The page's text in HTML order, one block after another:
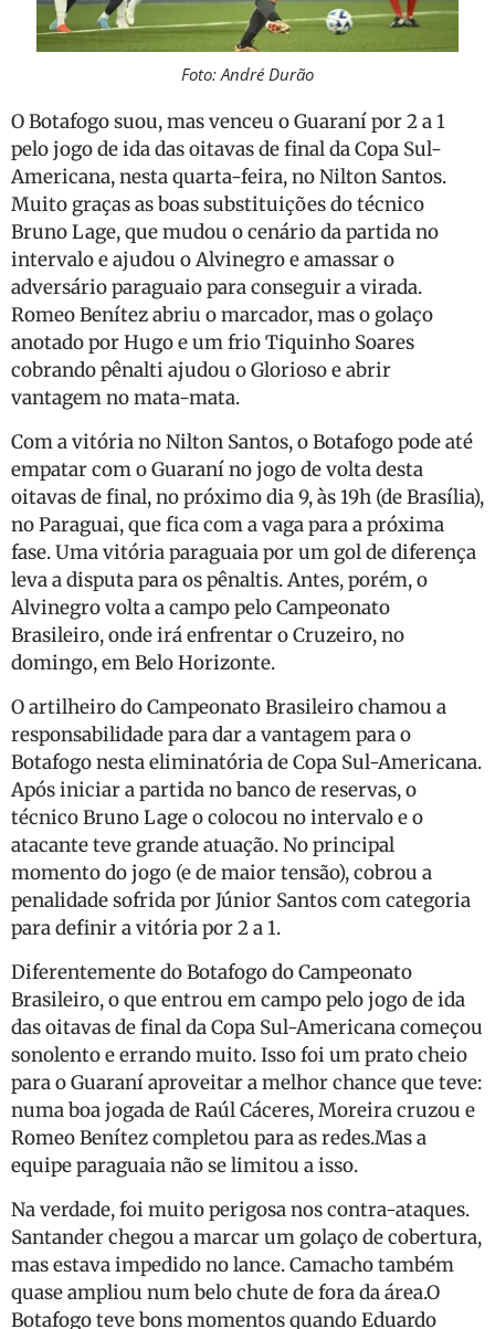
Foto: André Durão
O Botafogo suou, mas venceu o Guaraní por 2 a 1
pelo jogo de ida das oitavas de final da Copa Sul-
Americana, nesta quarta-feira, no Nilton Santos.
Muito graças as boas substituições do técnico
Bruno Lage, que mudou o cenário da partida no
intervalo e ajudou o Alvinegro e amassar o
adversário paraguaio para conseguir a virada.
Romeo Benítez abriu o marcador, mas o golaço
anotado por Hugo e um frio Tiquinho Soares
cobrando pênalti ajudou o Glorioso e abrir
vantagem no mata-mata.
Com a vitória no Nilton Santos, o Botafogo pode até
empatar com o Guaraní no jogo de volta desta
oitavas de final, no próximo dia 9, às 19h (de Brasília),
no Paraguai, que fica com a vaga para a próxima
fase. Uma vitória paraguaia por um gol de diferença
leva a disputa para os pênaltis. Antes, porém, o
Alvinegro volta a campo pelo Campeonato
Brasileiro, onde irá enfrentar o Cruzeiro, no
domingo, em Belo Horizonte.
O artilheiro do Campeonato Brasileiro chamou a
responsabilidade para dar a vantagem para o
Botafogo nesta eliminatória de Copa Sul-Americana.
Após iniciar a partida no banco de reservas, o
técnico Bruno Lage o colocou no intervalo e o
atacante teve grande atuação. No principal
momento do jogo (e de maior tensão), cobrou a
penalidade sofrida por Júnior Santos com categoria
para definir a vitória por 2 a 1.
Diferentemente do Botafogo do Campeonato
Brasileiro, o que entrou em campo pelo jogo de ida
das oitavas de final da Copa Sul-Americana começou
sonolento e errando muito. Isso foi um prato cheio
para o Guaraní aproveitar a melhor chance que teve:
numa boa jogada de Raúl Cáceres, Moreira cruzou e
Romeo Benítez completou para as redes.Mas a
equipe paraguaia não se limitou a isso.
Na verdade, foi muito perigosa nos contra-ataques.
Santander chegou a marcar um golaço de cobertura,
mas estava impedido no lance. Camacho também
quase ampliou num belo chute de fora da área.O
Botafogo teve bons momentos quando Eduardo